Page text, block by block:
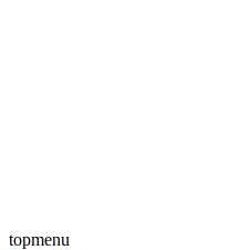
topmenu